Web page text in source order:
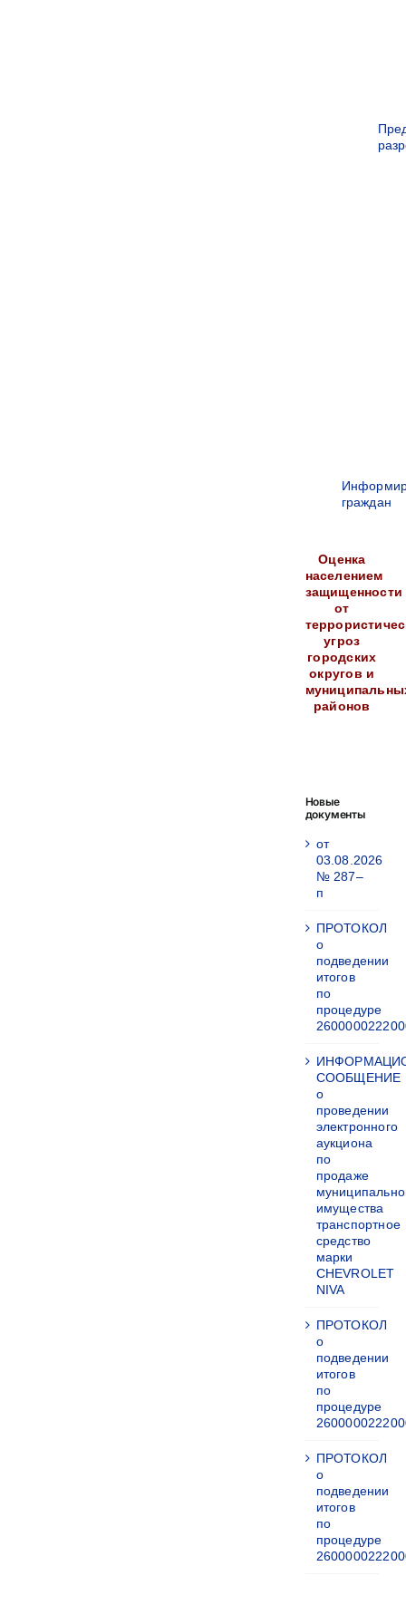
граждан
Оценка
населением
защищенности
от
угроз
городских
округов и
районов
Новые
документы
от
03.08.2026
№ 287–
п
ПРОТОКОЛ
о
подведении
итогов
по
процедуре
СООБЩЕНИЕ
о
проведении
электронного
аукциона
по
продаже
имущества
транспортное
средство
марки
CHEVROLET
NIVA
ПРОТОКОЛ
о
подведении
итогов
по
процедуре
ПРОТОКОЛ
о
подведении
итогов
по
процедуре